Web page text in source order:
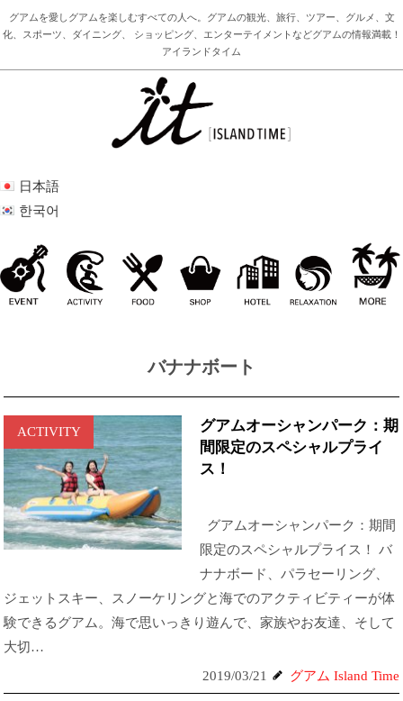
グアムを愛しグアムを楽しむすべての人へ。グアムの観光、旅行、ツアー、グルメ、文
化、スポーツ、ダイニング、 ショッピング、エンターテイメントなどグアムの情報満載！
アイランドタイム
日本語
한국어
バナナボート
ACTIVITY
グアムオーシャンパーク：期
間限定のスペシャルプライ
ス！
グアムオーシャンパーク：期間
限定のスペシャルプライス！ バ
ナナボード、パラセーリング、
ジェットスキー、スノーケリングと海でのアクティビティーが体
験できるグアム。海で思いっきり遊んで、家族やお友達、そして
大切…
2019/03/21
グアム Island Time